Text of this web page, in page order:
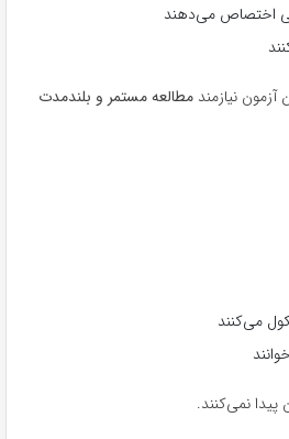
اختصاص می‌دهند
نیازمند مطالعه مستمر و بلندمدت
می‌کنند
پیدا نمی‌کنند.